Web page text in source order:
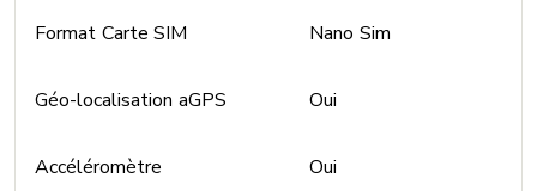
Format Carte SIM Nano Sim
Géo-localisation aGPS Oui
Accéléromètre Oui